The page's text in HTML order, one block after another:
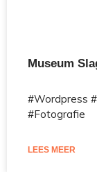
Museum
#Wordpress
#Fotografie
LEES MEER